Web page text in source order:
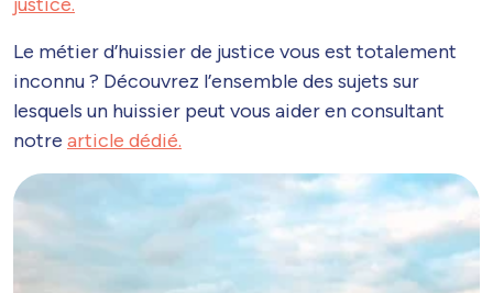
Le métier d’huissier de justice vous est totalement
inconnu ? Découvrez l’ensemble des sujets sur
lesquels un huissier peut vous aider en consultant
notre article dédié.